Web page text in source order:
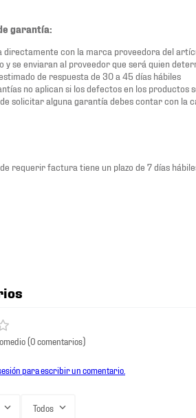
garantía:
directamente con la marca proveedora del
y se enviaran al proveedor que será quien
de respuesta de 30 a 45 días hábiles
no aplican si los defectos en los productos
solicitar alguna garantía debes contar con la
requerir factura tiene un plazo de 7 días
(0 comentarios)
para escribir un comentario.
Todos